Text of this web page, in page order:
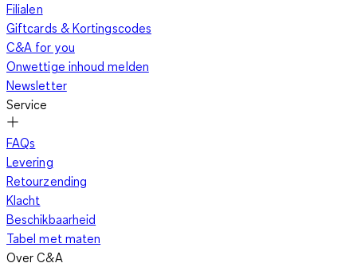
Filialen
Giftcards & Kortingscodes
C&A for you
Onwettige inhoud melden
Newsletter
Service
FAQs
Levering
Retourzending
Klacht
Beschikbaarheid
Tabel met maten
Over C&A